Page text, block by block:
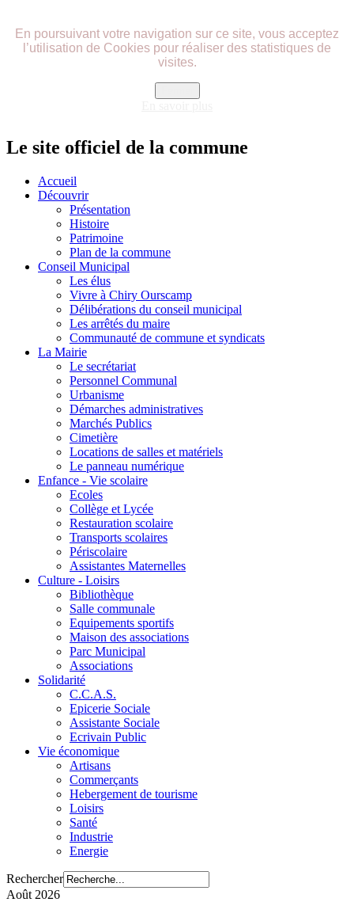
En poursuivant votre navigation sur ce site, vous acceptez
l’utilisation de Cookies pour réaliser des statistiques de
visites.
Le site officiel de la commune
Accueil
Découvrir
Présentation
Histoire
Patrimoine
Plan de la commune
Conseil Municipal
Les élus
Vivre à Chiry Ourscamp
Délibérations du conseil municipal
Les arrêtés du maire
Communauté de commune et syndicats
La Mairie
Le secrétariat
Personnel Communal
Urbanisme
Démarches administratives
Marchés Publics
Cimetière
Locations de salles et matériels
Le panneau numérique
Enfance - Vie scolaire
Ecoles
Collège et Lycée
Restauration scolaire
Transports scolaires
Périscolaire
Assistantes Maternelles
Culture - Loisirs
Bibliothèque
Salle communale
Equipements sportifs
Maison des associations
Parc Municipal
Associations
Solidarité
C.C.A.S.
Epicerie Sociale
Assistante Sociale
Ecrivain Public
Vie économique
Artisans
Commerçants
Hebergement de tourisme
Loisirs
Santé
Industrie
Energie
Rechercher
Août 2026